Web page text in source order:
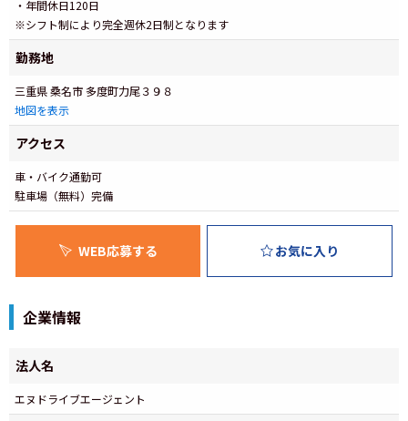
・年間休日120日
※シフト制により完全週休2日制となります
勤務地
三重県 桑名市 多度町力尾３９８
地図を表示
アクセス
車・バイク通勤可
駐車場（無料）完備
WEB応募する お気に入り
企業情報
法人名
エヌドライブエージェント